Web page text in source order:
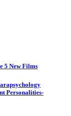
5 New Films
Personalities-